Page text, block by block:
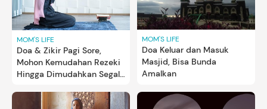
MOM'S LIFE
Doa & Zikir Pagi Sore,
Mohon Kemudahan Rezeki
Hingga Dimudahkan Segala
MOM'S LIFE
Doa Keluar dan Masuk
Masjid, Bisa Bunda
Amalkan